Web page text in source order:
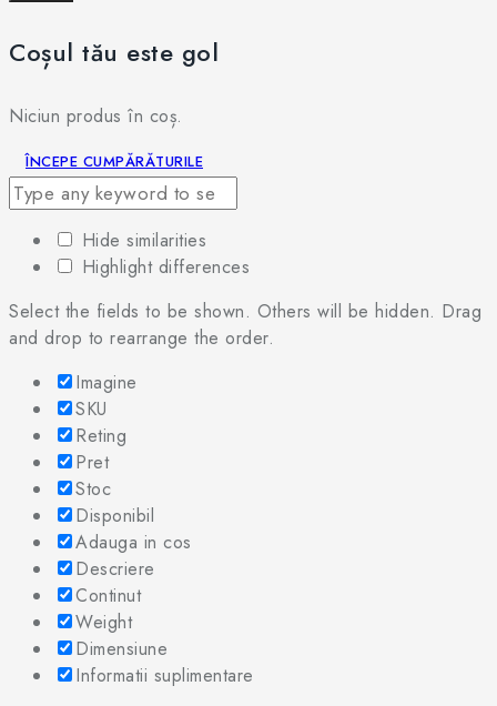
Coșul tău este gol
Niciun produs în coș.
ÎNCEPE CUMPĂRĂTURILE
Hide similarities
Highlight differences
Select the fields to be shown. Others will be hidden. Drag
and drop to rearrange the order.
Imagine
SKU
Reting
Pret
Stoc
Disponibil
Adauga in cos
Descriere
Continut
Weight
Dimensiune
Informatii suplimentare